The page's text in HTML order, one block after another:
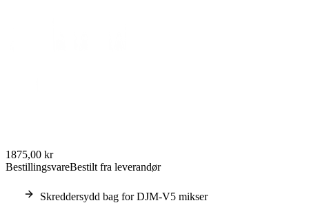
1875,00 kr
BestillingsvareBestilt fra leverandør
Skreddersydd bag for DJM-V5 mikser